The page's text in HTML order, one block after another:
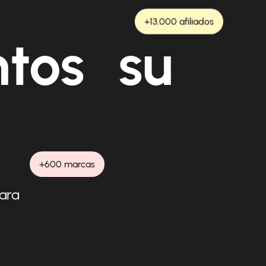
su
+600 marcas
+13.000 afiliados